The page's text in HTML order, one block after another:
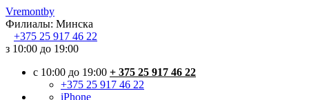
Vremontby
Филиалы: Минска
+375 25 917 46 22
з 10:00 до 19:00
c 10:00 до 19:00 + 375 25 917 46 22
+375 25 917 46 22
iPhone